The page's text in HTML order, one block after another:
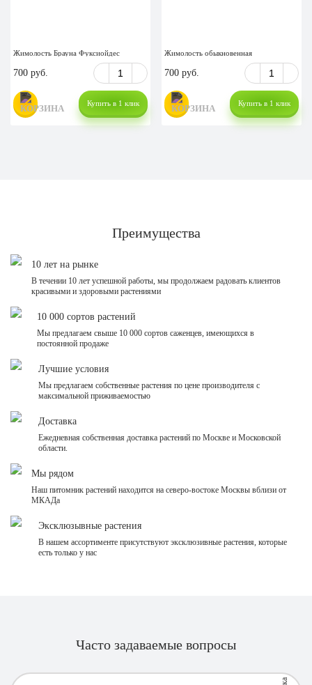
Жимолость Брауна Фуксиойдес
700 руб.
Купить в 1 клик
Жимолость обыкновенная
700 руб.
Купить в 1 клик
Преимущества
10 лет на рынке
В течении 10 лет успешной работы, мы продолжаем радовать клиентов
красивыми и здоровыми растениями
10 000 сортов растений
Мы предлагаем свыше 10 000 сортов саженцев, имеющихся в
постоянной продаже
Лучшие условия
Мы предлагаем собственные растения по цене производителя с
максимальной приживаемостью
Доставка
Ежедневная собственная доставка растений по Москве и Московской
области.
Мы рядом
Наш питомник растений находится на северо-востоке Москвы вблизи от
МКАДа
Эксклюзывные растения
В нашем ассортименте присутствуют эксклюзивные растения, которые
есть только у нас
Часто задаваемые вопросы